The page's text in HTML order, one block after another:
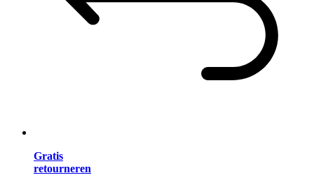
Gratis
retourneren